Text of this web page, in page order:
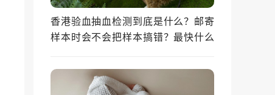
香港验血抽血检测到底是什么？邮寄
样本时会不会把样本搞错？最快什么